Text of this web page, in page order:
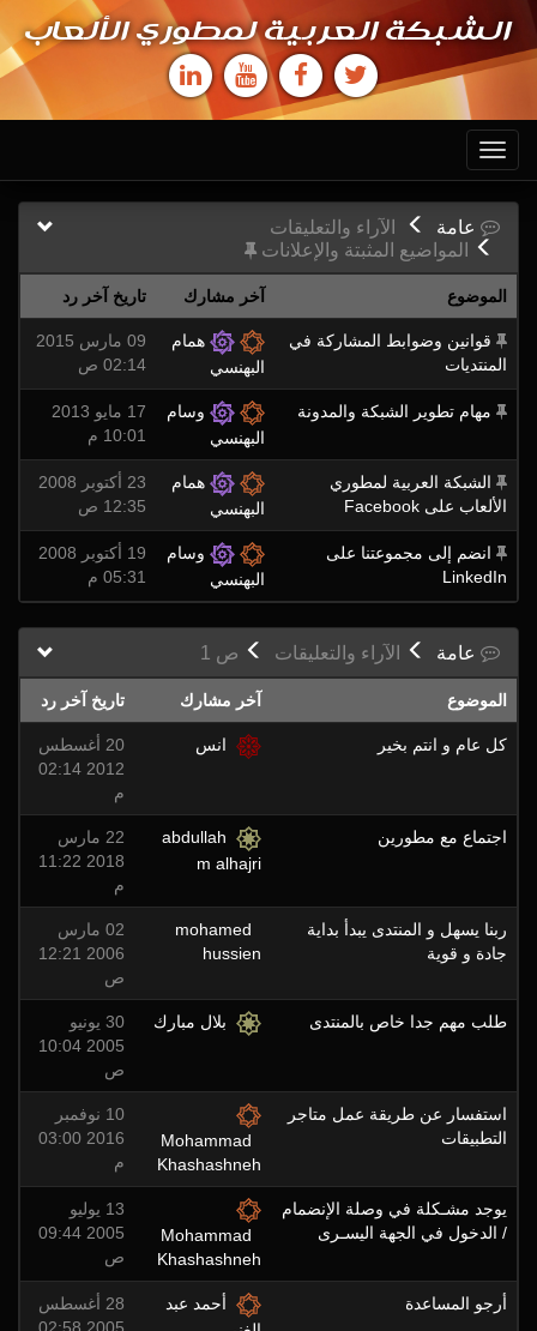
الشبكة العربية لمطوري الألعاب
Toggle
navigation
عامة
الآراء والتعليقات
المواضيع المثبتة والإعلانات
الموضوع آخر مشارك تاريخ آخر رد
قوانين وضوابط المشاركة في
المنتديات
همام
البهنسي
09 مارس 2015
02:14 ص
مهام تطوير الشبكة والمدونة
وسام
البهنسي
17 مايو 2013
10:01 م
الشبكة العربية لمطوري
الألعاب على Facebook
همام
البهنسي
23 أكتوبر 2008
12:35 ص
انضم إلى مجموعتنا على
LinkedIn
وسام
البهنسي
19 أكتوبر 2008
05:31 م
عامة الآراء والتعليقات ص
الموضوع آخر مشارك تاريخ آخر رد
كل عام و انتم بخير انس
20 أغسطس
2012 02:14
م
اجتماع مع مطورين
abdullah
m alhajri
22 مارس
2018 11:22
م
ربنا يسهل و المنتدى يبدأ بداية
جادة و قوية
mohamed
hussien
02 مارس
2006 12:21
ص
طلب مهم جدا خاص بالمنتدى بلال مبارك
30 يونيو
2005 10:04
ص
استفسار عن طريقة عمل متاجر
التطبيقات
Mohammad
Khashashneh
10 نوفمبر
2016 03:00
م
يوجد مشـكلة في وصلة الإنضمام
/ الدخول في الجهة اليسـرى
Mohammad
Khashashneh
13 يوليو
2005 09:44
ص
أرجو المساعدة
أحمد عبد
28 أغسطس